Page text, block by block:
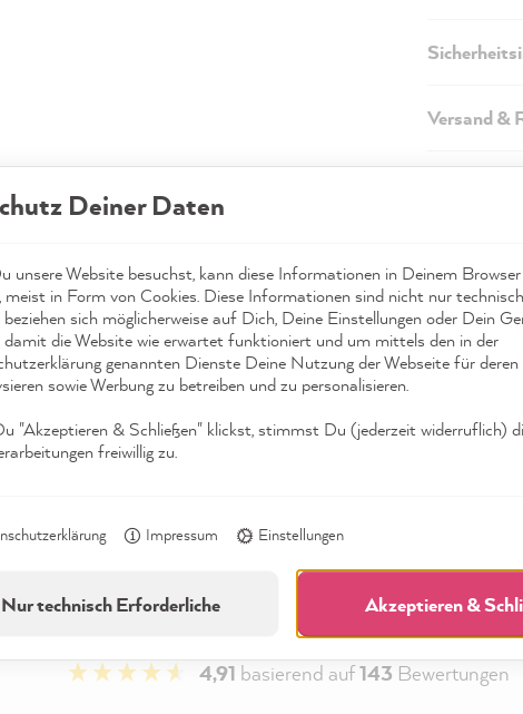
Versand &
Einfach alles streichen
ohne Schleifen
Persönliche
4,91 basierend auf143 Bewertungen
Deiner Daten
unsere Website besuchst, kann diese Informationen in Deinem
meist in Form von Cookies. Diese Informationen sind nicht nur
sich möglicherweise auf Dich, Deine Einstellungen oder Dein
damit die Website wie erwartet funktioniert und um mittels den in der
genannten Dienste Deine Nutzung der Webseite für
sowie Werbung zu betreiben und zu personalisieren.
"Akzeptieren & Schließen" klickst, stimmst Du (jederzeit widerruflich)
freiwillig zu.
Impressum Einstellungen
Akzeptieren &
Nur technisch Erforderliche